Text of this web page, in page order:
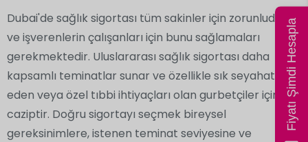
Dubai'de sağlık sigortası tüm sakinler için zorunludur
ve işverenlerin çalışanları için bunu sağlamaları
gerekmektedir. Uluslararası sağlık sigortası daha
kapsamlı teminatlar sunar ve özellikle sık seyahat
eden veya özel tıbbi ihtiyaçları olan gurbetçiler için
caziptir. Doğru sigortayı seçmek bireysel
gereksinimlere, istenen teminat seviyesine ve
Fiyatı Şimdi Hesapla